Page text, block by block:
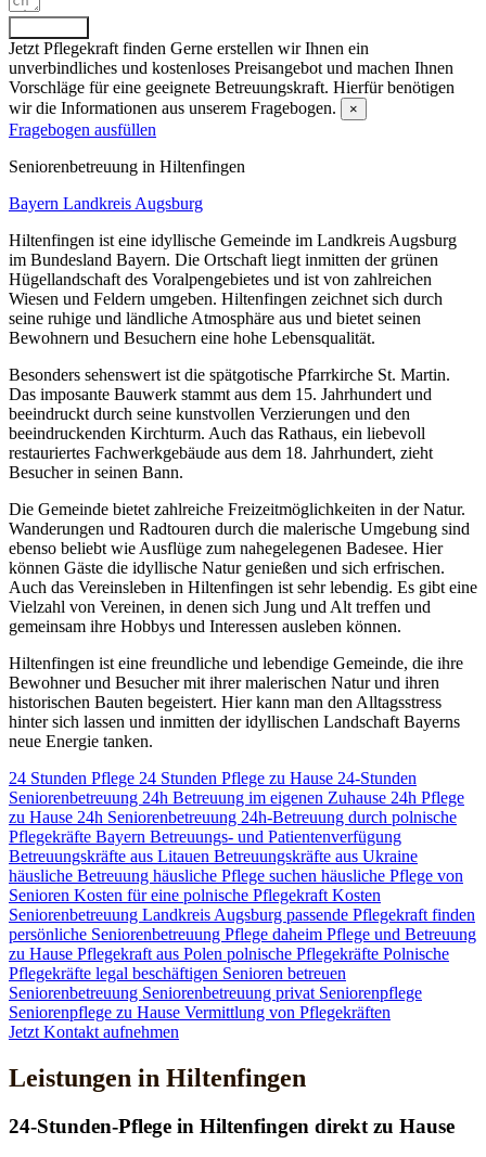
Jetzt Pflegekraft finden Gerne erstellen wir Ihnen ein
unverbindliches und kostenloses Preisangebot und machen Ihnen
Vorschläge für eine geeignete Betreuungskraft. Hierfür benötigen
wir die Informationen aus unserem Fragebogen.
×
Fragebogen ausfüllen
Senioren­betreuung in Hiltenfingen
Bayern Landkreis Augsburg
Hiltenfingen ist eine idyllische Gemeinde im Landkreis Augsburg
im Bundesland Bayern. Die Ortschaft liegt inmitten der grünen
Hügellandschaft des Voralpengebietes und ist von zahlreichen
Wiesen und Feldern umgeben. Hiltenfingen zeichnet sich durch
seine ruhige und ländliche Atmosphäre aus und bietet seinen
Bewohnern und Besuchern eine hohe Lebensqualität.
Besonders sehenswert ist die spätgotische Pfarrkirche St. Martin.
Das imposante Bauwerk stammt aus dem 15. Jahrhundert und
beeindruckt durch seine kunstvollen Verzierungen und den
beeindruckenden Kirchturm. Auch das Rathaus, ein liebevoll
restauriertes Fachwerkgebäude aus dem 18. Jahrhundert, zieht
Besucher in seinen Bann.
Die Gemeinde bietet zahlreiche Freizeitmöglichkeiten in der Natur.
Wanderungen und Radtouren durch die malerische Umgebung sind
ebenso beliebt wie Ausflüge zum nahegelegenen Badesee. Hier
können Gäste die idyllische Natur genießen und sich erfrischen.
Auch das Vereinsleben in Hiltenfingen ist sehr lebendig. Es gibt eine
Vielzahl von Vereinen, in denen sich Jung und Alt treffen und
gemeinsam ihre Hobbys und Interessen ausleben können.
Hiltenfingen ist eine freundliche und lebendige Gemeinde, die ihre
Bewohner und Besucher mit ihrer malerischen Natur und ihren
historischen Bauten begeistert. Hier kann man den Alltagsstress
hinter sich lassen und inmitten der idyllischen Landschaft Bayerns
neue Energie tanken.
24 Stunden Pflege 24 Stunden Pflege zu Hause 24-Stunden
Seniorenbetreuung 24h Betreuung im eigenen Zuhause 24h Pflege
zu Hause 24h Seniorenbetreuung 24h-Betreuung durch polnische
Pflegekräfte Bayern Betreuungs- und Patientenverfügung
Betreuungskräfte aus Litauen Betreuungskräfte aus Ukraine
häusliche Betreuung häusliche Pflege suchen häusliche Pflege von
Senioren Kosten für eine polnische Pflegekraft Kosten
Seniorenbetreuung Landkreis Augsburg passende Pflegekraft finden
persönliche Seniorenbetreuung Pflege daheim Pflege und Betreuung
zu Hause Pflegekraft aus Polen polnische Pflegekräfte Polnische
Pflegekräfte legal beschäftigen Senioren betreuen
Seniorenbetreuung Seniorenbetreuung privat Seniorenpflege
Seniorenpflege zu Hause Vermittlung von Pflegekräften
Jetzt Kontakt aufnehmen
Leistungen in Hiltenfingen
24-Stunden-Pflege in Hiltenfingen direkt zu Hause